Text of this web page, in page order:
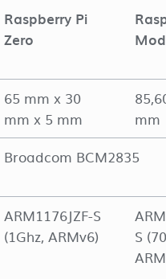
Raspberry Pi
Zero
65 mm x 30
mm x 5 mm
mm
Broadcom BCM2835
ARM1176JZF-S
(1Ghz, ARMv6)
S